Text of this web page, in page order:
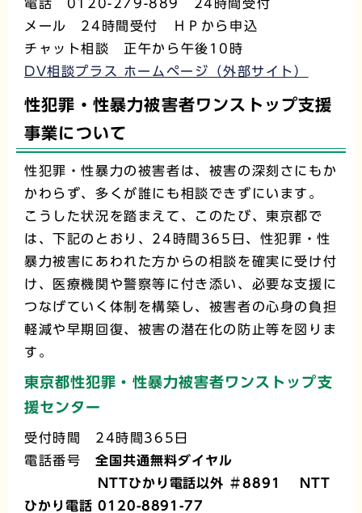
電話 0120-279-889 24時間受付
メール 24時間受付 ＨＰから申込
チャット相談 正午から午後10時
DV相談プラス ホームページ（外部サイト）
性犯罪・性暴力被害者ワンストップ支援
事業について
性犯罪・性暴力の被害者は、被害の深刻さにもか
かわらず、多くが誰にも相談できずにいます。
こうした状況を踏まえて、このたび、東京都で
は、下記のとおり、24時間365日、性犯罪・性
暴力被害にあわれた方からの相談を確実に受け付
け、医療機関や警察等に付き添い、必要な支援に
つなげていく体制を構築し、被害者の心身の負担
軽減や早期回復、被害の潜在化の防止等を図りま
す。
東京都性犯罪・性暴力被害者ワンストップ支
援センター
受付時間 24時間365日
電話番号 全国共通無料ダイヤル
NTTひかり電話以外 ＃8891 NTT
ひかり電話 0120-8891-77